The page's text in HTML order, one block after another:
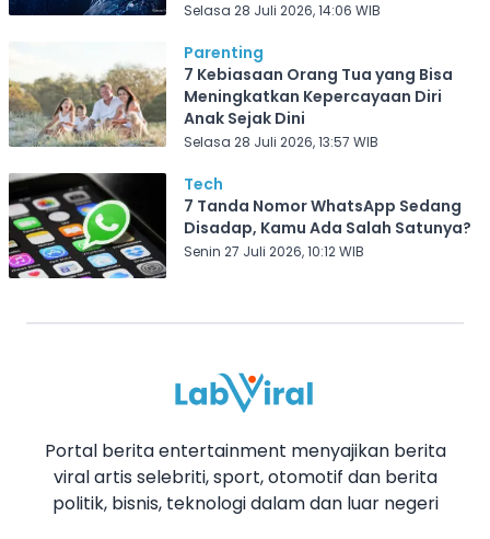
Selasa 28 Juli 2026, 14:06 WIB
Parenting
7 Kebiasaan Orang Tua yang Bisa
Meningkatkan Kepercayaan Diri
Anak Sejak Dini
Selasa 28 Juli 2026, 13:57 WIB
Tech
7 Tanda Nomor WhatsApp Sedang
Disadap, Kamu Ada Salah Satunya?
Senin 27 Juli 2026, 10:12 WIB
Portal berita entertainment menyajikan berita
viral artis selebriti, sport, otomotif dan berita
politik, bisnis, teknologi dalam dan luar negeri